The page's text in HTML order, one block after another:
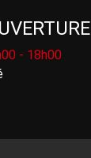
- 18h00